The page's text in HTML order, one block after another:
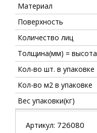
Материал
Поверхность
Количество лиц
Толщина(мм) = высота
Кол-во шт. в упаковке
Кол-во м2 в упаковке
Вес упаковки(кг)
Артикул: 726080